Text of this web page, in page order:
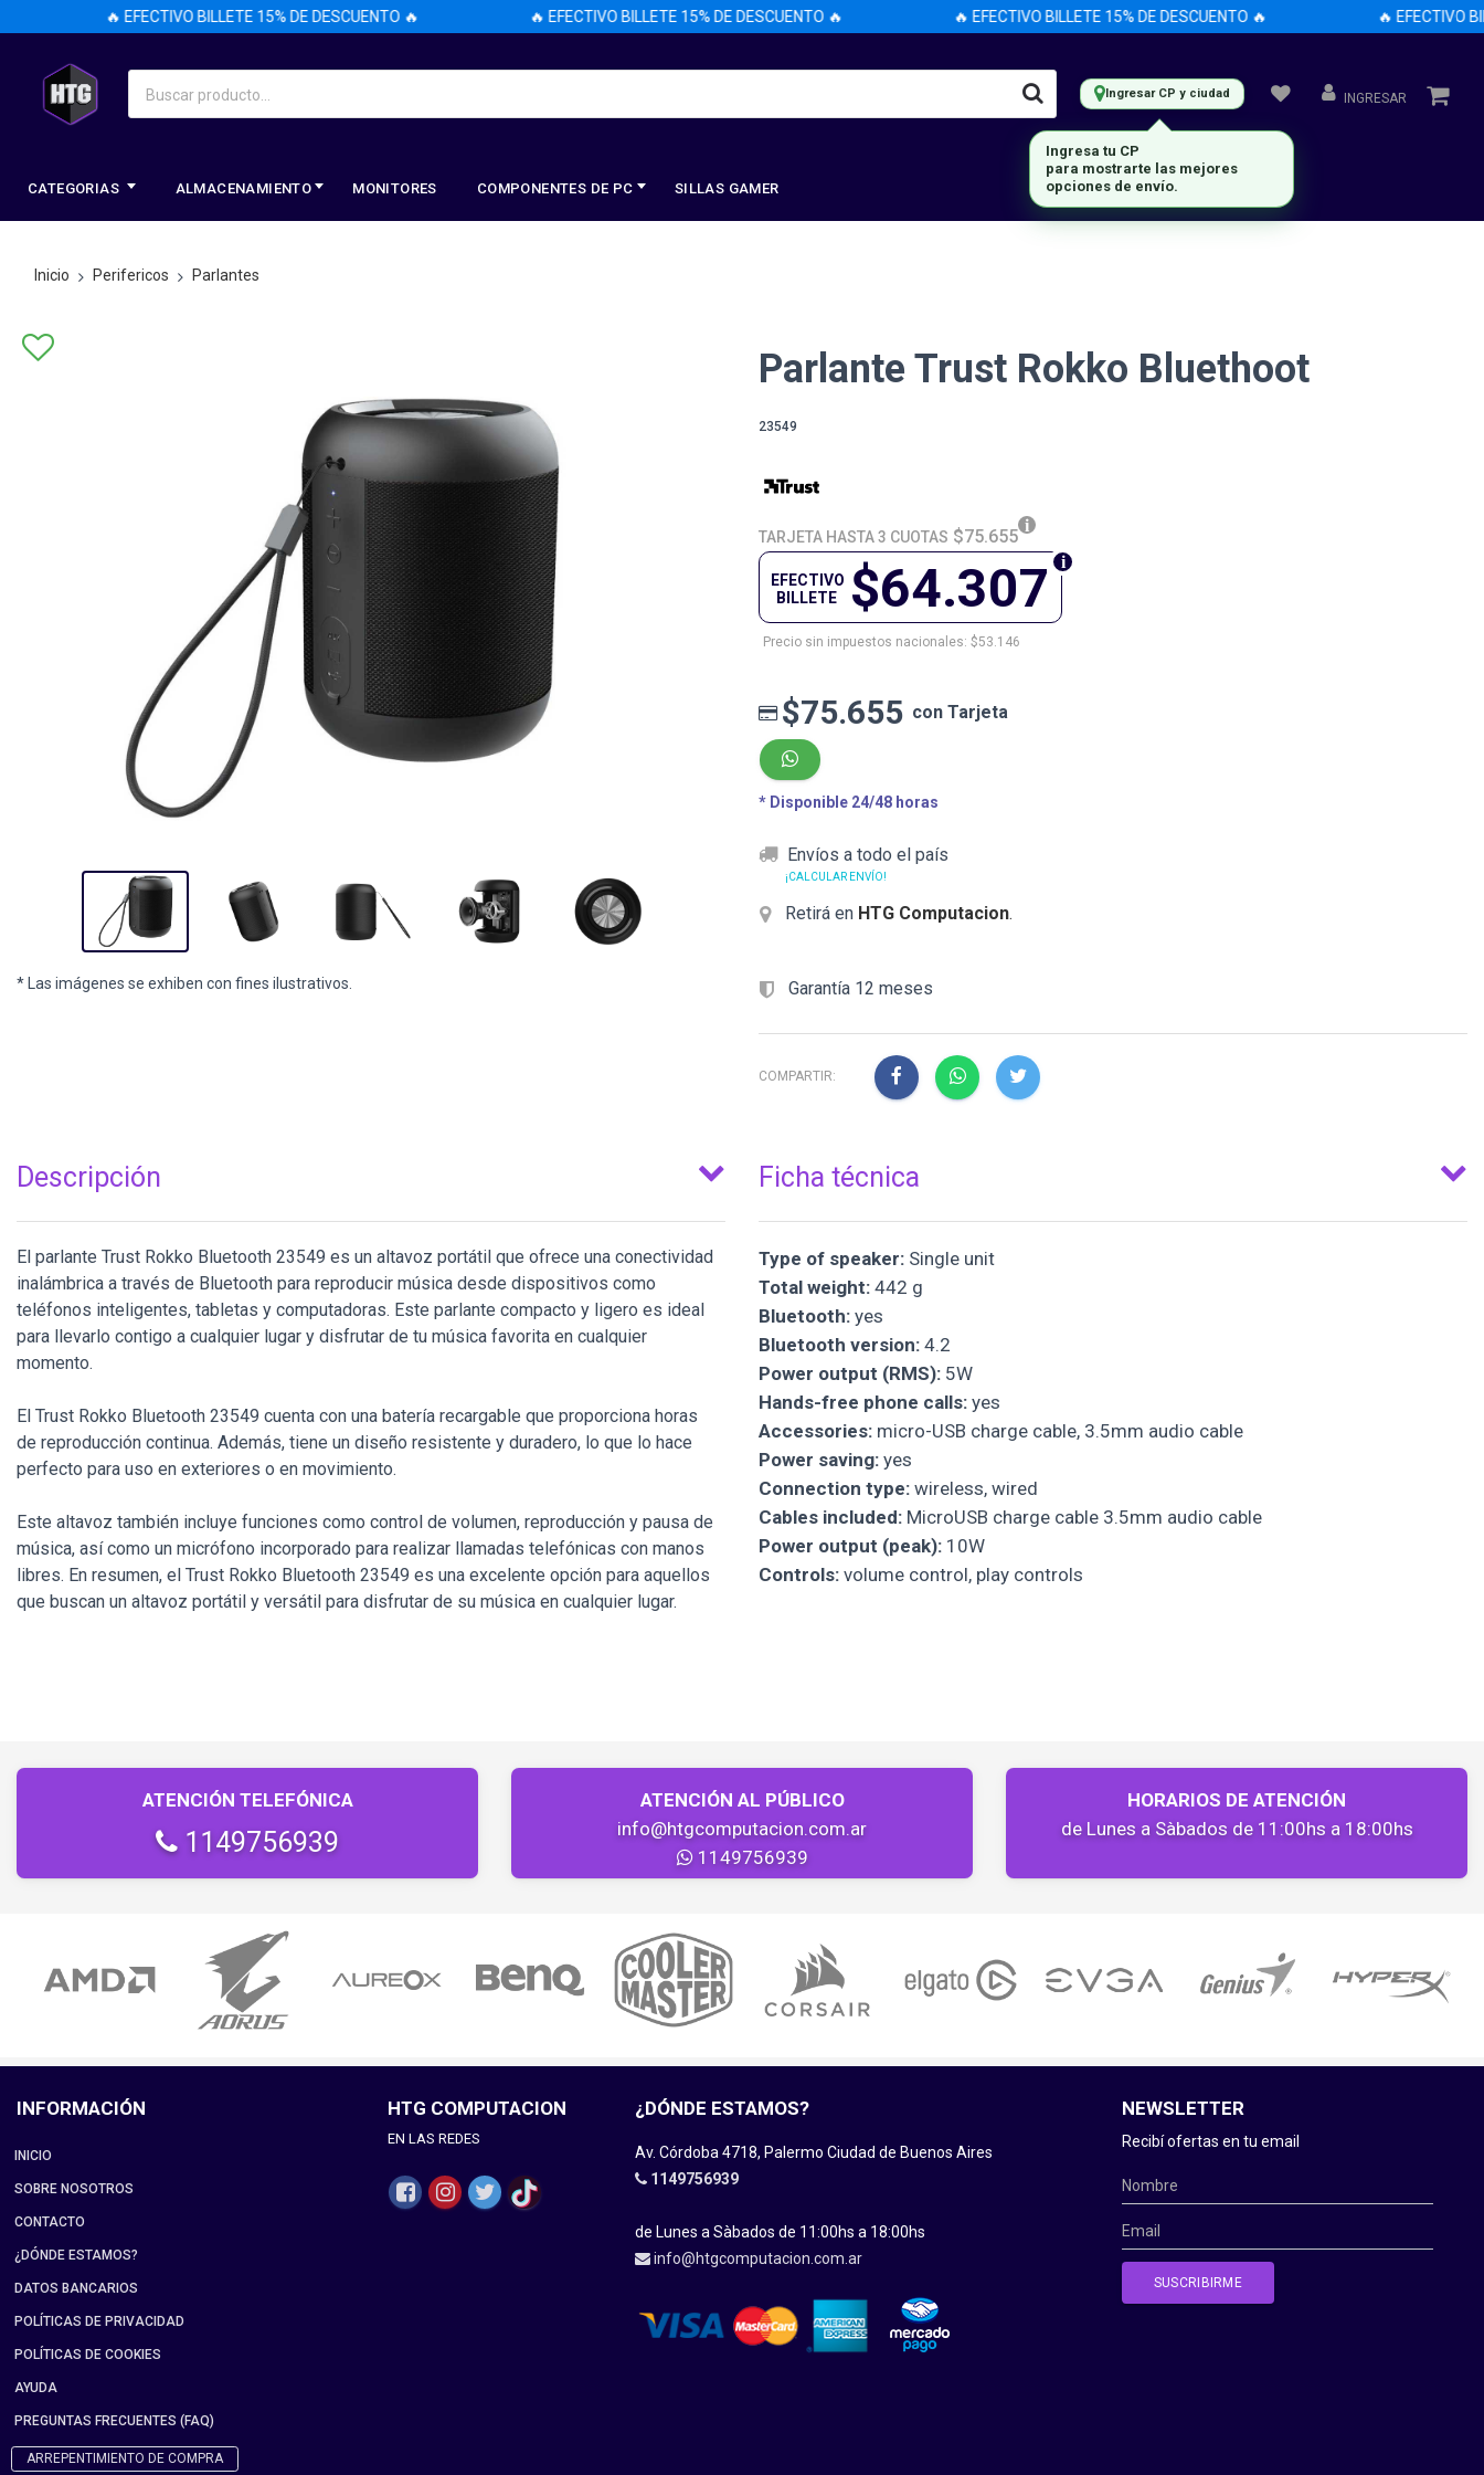
🔥 EFECTIVO BILLETE 15% DE DESCUENTO 🔥 🔥 EFECTIVO BILLETE 15% DE DESCUENTO 🔥 🔥 EFECTIVO BILLETE 15% DE DESCUENTO 🔥 🔥 EFECTIVO
Ingresar CP y ciudad INGRESAR
CATEGORIAS ALMACENAMIENTO MONITORES COMPONENTES DE PC SILLAS GAMER
Inicio Perifericos Parlantes
* Las imágenes se exhiben con fines ilustrativos.
Parlante Trust Rokko Bluethoot
23549
TARJETA HASTA 3 CUOTAS $75.655
$64.307
EFECTIVO
BILLETE
Precio sin impuestos nacionales: $53.146
$75.655 con Tarjeta
* Disponible 24/48 horas
Envíos a todo el país
¡CALCULAR ENVÍO!
Retirá en HTG Computacion.
Garantía 12 meses
COMPARTIR:
Descripción
El parlante Trust Rokko Bluetooth 23549 es un altavoz portátil que ofrece una conectividad
inalámbrica a través de Bluetooth para reproducir música desde dispositivos como
teléfonos inteligentes, tabletas y computadoras. Este parlante compacto y ligero es ideal
para llevarlo contigo a cualquier lugar y disfrutar de tu música favorita en cualquier
momento.
El Trust Rokko Bluetooth 23549 cuenta con una batería recargable que proporciona horas
de reproducción continua. Además, tiene un diseño resistente y duradero, lo que lo hace
perfecto para uso en exteriores o en movimiento.
Este altavoz también incluye funciones como control de volumen, reproducción y pausa de
música, así como un micrófono incorporado para realizar llamadas telefónicas con manos
libres. En resumen, el Trust Rokko Bluetooth 23549 es una excelente opción para aquellos
que buscan un altavoz portátil y versátil para disfrutar de su música en cualquier lugar.
Ficha técnica
Type of speaker: Single unit
Total weight: 442 g
Bluetooth: yes
Bluetooth version: 4.2
Power output (RMS): 5W
Hands-free phone calls: yes
Accessories: micro-USB charge cable, 3.5mm audio cable
Power saving: yes
Connection type: wireless, wired
Cables included: MicroUSB charge cable 3.5mm audio cable
Power output (peak): 10W
Controls: volume control, play controls
ATENCIÓN TELEFÓNICA
1149756939
ATENCIÓN AL PÚBLICO
info@htgcomputacion.com.ar
1149756939
HORARIOS DE ATENCIÓN
de Lunes a Sàbados de 11:00hs a 18:00hs
INFORMACIÓN
INICIO
SOBRE NOSOTROS
CONTACTO
¿DÓNDE ESTAMOS?
DATOS BANCARIOS
POLÍTICAS DE PRIVACIDAD
POLÍTICAS DE COOKIES
AYUDA
PREGUNTAS FRECUENTES (FAQ)
ARREPENTIMIENTO DE COMPRA
HTG COMPUTACION
EN LAS REDES
¿DÓNDE ESTAMOS?
Av. Córdoba 4718, Palermo Ciudad de Buenos Aires
1149756939
de Lunes a Sàbados de 11:00hs a 18:00hs
info@htgcomputacion.com.ar
NEWSLETTER
Recibí ofertas en tu email
Ingresa tu CP
para mostrarte las mejores
opciones de envío.